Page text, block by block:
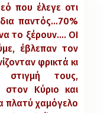
που έλεγε οτι
παντός…70%
το ξέρουν…. ΟΙ
έβλεπαν τον
φρικτά κι
τους,
Κύριο και
πλατύ χαμόγελο